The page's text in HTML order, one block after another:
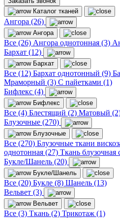
Каталог тканей
Ангора (26)
Ангора
Все (26) Ангора однотонная (3)
Бархат (12)
Бархат
Все (12) Бархат однотонный (9)
Мраморный (3) С пайетками (1)
Бифлекс (4)
Бифлекс
Все (4) Блестящий (2) Матовый
Блузочные (270)
Блузочные
Все (270) Блузочные ткани
однотонная (27) Ткань блузочная
Букле/Шанель (20)
Букле/Шанель
Все (20) Букле (8) Шанель (13)
Вельвет (3)
Вельвет
Все (3) Ткань (2) Трикотаж (1)